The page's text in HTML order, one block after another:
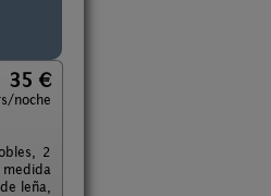
35 €
noche
2
leña,